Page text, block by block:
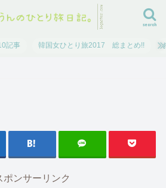
search
記事 韓国女ひとり旅2017 総まとめ!!
ポンサーリンク